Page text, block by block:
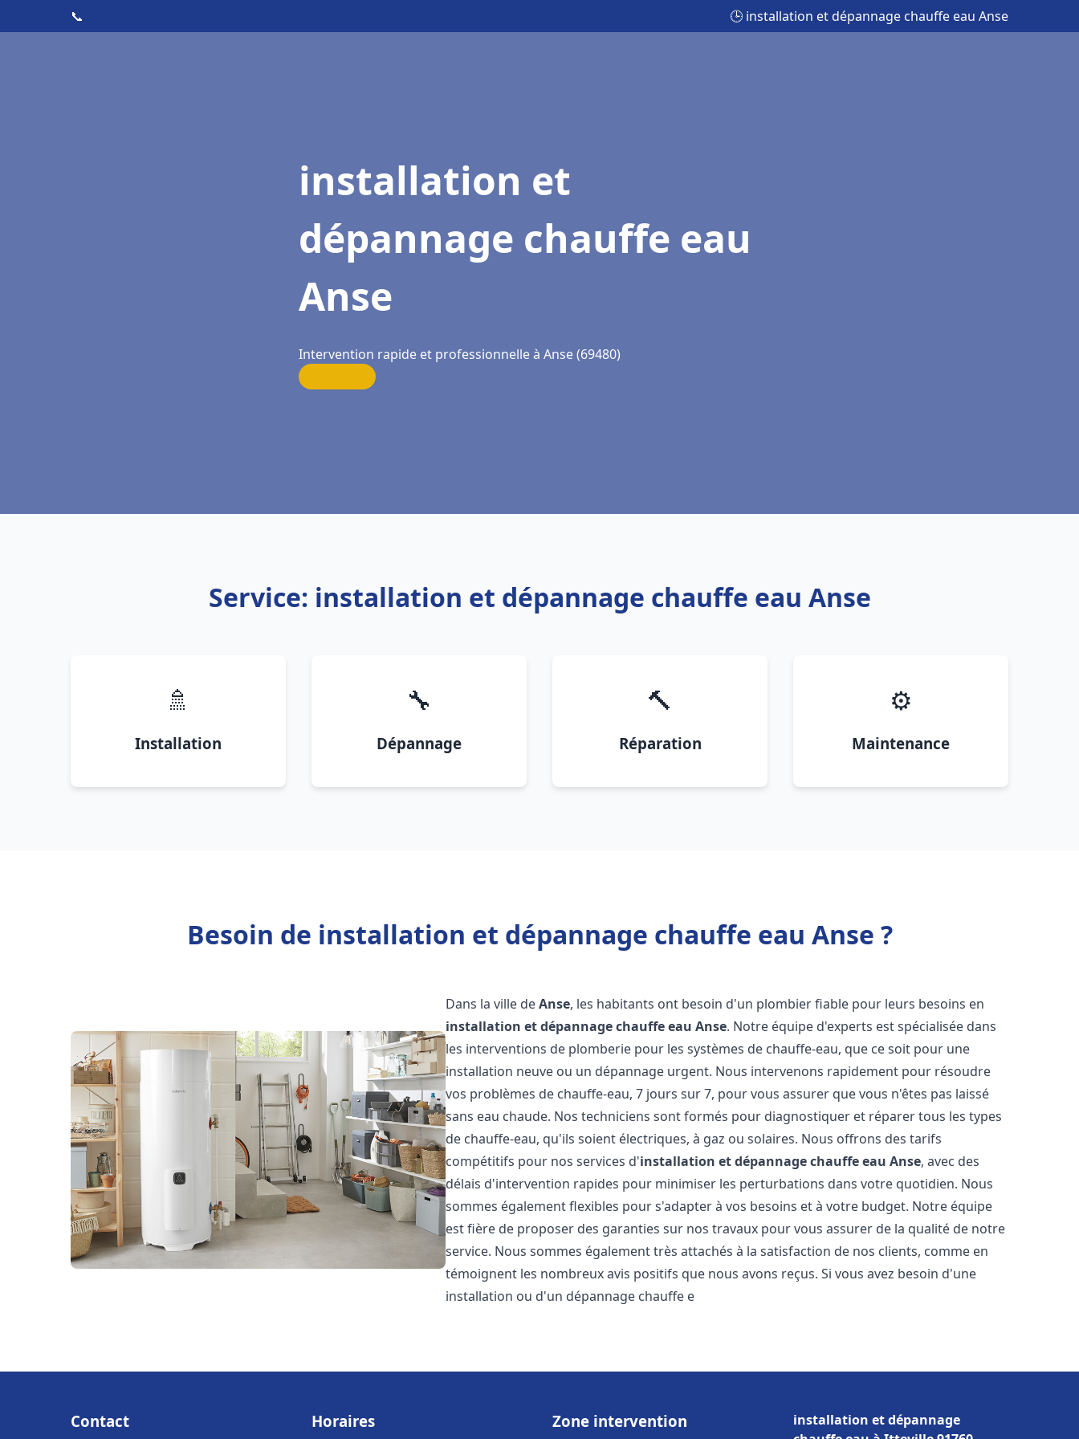
📞 🕒 installation et dépannage chauffe eau Anse
installation et
dépannage chauffe eau
Anse
Intervention rapide et professionnelle à Anse (69480)
Service: installation et dépannage chauffe eau Anse
🚿
Installation
🔧
Dépannage
🔨
Réparation
⚙️
Maintenance
Besoin de installation et dépannage chauffe eau Anse ?
Dans la ville deAnse, les habitants ont besoin d'un plombier fiable pour leurs besoins en
installation et dépannage chauffe eau Anse. Notre équipe d'experts est spécialisée dans
les interventions de plomberie pour les systèmes de chauffe-eau, que ce soit pour une
installation neuve ou un dépannage urgent. Nous intervenons rapidement pour résoudre
vos problèmes de chauffe-eau, 7 jours sur 7, pour vous assurer que vous n'êtes pas laissé
sans eau chaude. Nos techniciens sont formés pour diagnostiquer et réparer tous les types
de chauffe-eau, qu'ils soient électriques, à gaz ou solaires. Nous offrons des tarifs
compétitifs pour nos services d'installation et dépannage chauffe eau Anse, avec des
délais d'intervention rapides pour minimiser les perturbations dans votre quotidien. Nous
sommes également flexibles pour s'adapter à vos besoins et à votre budget. Notre équipe
est fière de proposer des garanties sur nos travaux pour vous assurer de la qualité de notre
service. Nous sommes également très attachés à la satisfaction de nos clients, comme en
témoignent les nombreux avis positifs que nous avons reçus. Si vous avez besoin d'une
installation ou d'un dépannage chauffe e
Contact Horaires Zone intervention
installation et dépannage